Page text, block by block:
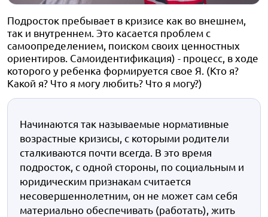
Подросток пребывает в кризисе как во внешнем,
так и внутреннем. Это касается проблем с
самоопределением, поиском своих ценностных
ориентиров. Самоидентификация) - процесс, в ходе
которого у ребенка формируется свое Я. (Кто я?
Какой я? Что я могу любить? Что я могу?)
Начинаются так называемые нормативные
возрастные кризисы, с которыми родители
сталкиваются почти всегда. В это время
подросток, с одной стороны, по социальным и
юридическим признакам считается
несовершеннолетним, он не может сам себя
материально обеспечивать (работать), жить